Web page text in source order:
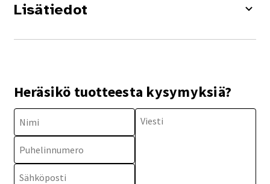
Lisätiedot
Heräsikö tuotteesta kysymyksiä?